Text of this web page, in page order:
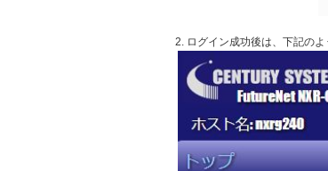
2. ログイン成功後は、下記の